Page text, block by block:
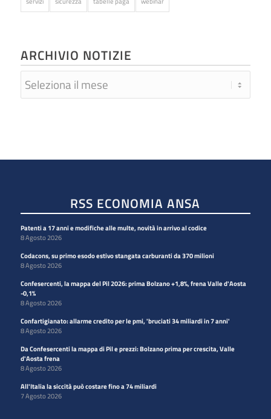
ARCHIVIO NOTIZIE
RSS ECONOMIA ANSA
Patenti a 17 anni e modifiche alle multe, novità in arrivo al codice
8 Agosto 2026
Codacons, su primo esodo estivo stangata carburanti da 370 milioni
8 Agosto 2026
Confesercenti, la mappa del Pil 2026: prima Bolzano +1,8%, frena Valle d'Aosta
-0,1%
8 Agosto 2026
Confartigianato: allarme credito per le pmi, 'bruciati 34 miliardi in 7 anni'
8 Agosto 2026
Da Confesercenti la mappa di Pil e prezzi: Bolzano prima per crescita, Valle
d'Aosta frena
8 Agosto 2026
All'Italia la siccità può costare fino a 74 miliardi
7 Agosto 2026